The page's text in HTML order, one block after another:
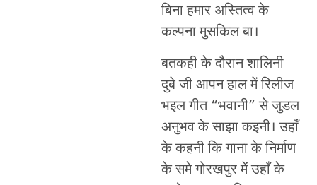
बिना हमार अस्तित्व के
कल्पना मुसकिल बा।
बतकही के दौरान शालिनी
दुबे जी आपन हाल में रिलीज
भइल गीत “भवानी” से जुडल
अनुभव के साझा कइनी। उहाँ
के कहनी कि गाना के निर्माण
के समे गोरखपुर में उहाँ के